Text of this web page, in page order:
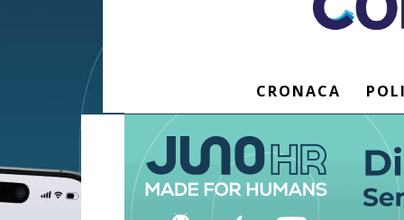
CRONACA